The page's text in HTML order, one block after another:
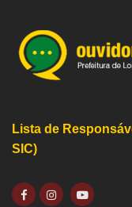
Lista de
SIC)